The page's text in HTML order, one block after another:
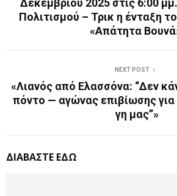
Πολιτισμού – Τρικ η ένταξη
«Απάτητα
NEXT POST
«Λιανός από Ελασσόνα: “Δεν
πόντο — αγώνας επιβίωσης για
γη μας”»
ΔΙΑΒΑΣΤΕ ΕΔΩ